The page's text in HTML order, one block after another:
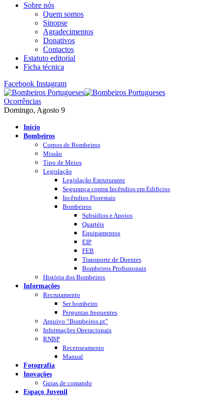
Sobre nós
Quem somos
Sinopse
Agradecimentos
Donativos
Contactos
Estatuto editorial
Ficha técnica
Facebook Instagram
Ocorrências
Domingo, Agosto 9
Início
Bombeiros
Corpos de Bombeiros
Missão
Tipo de Meios
Legislação
Legislação Estruturante
Segurança contra Incêndios em Edificios
Incêndios Florestais
Bombeiros
Subsídios e Apoios
Quartéis
Equipamentos
EIP
FEB
Transporte de Doentes
Bombeiros Profissionais
História dos Bombeiros
Informações
Recrutamento
Ser bombeiro
Perguntas frequentes
Arquivo “Bombeiros.pt”
Informações Operacionais
RNBP
Recenseamento
Manual
Fotografia
Inovações
Guias de comando
Espaço Juvenil